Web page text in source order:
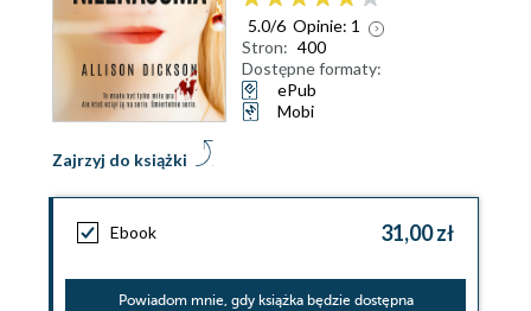
Zajrzyj do książki
5.0/6 Opinie: 1
Stron: 400
Dostępne formaty:
ePub
Mobi
Ebook 31,00 zł
Powiadom mnie, gdy książka będzie dostępna